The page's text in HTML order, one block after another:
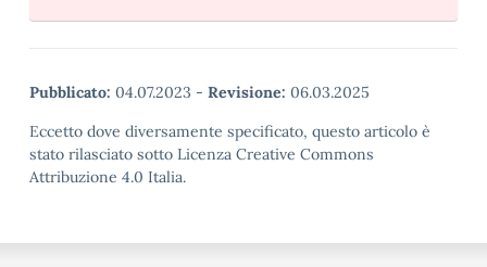
Pubblicato: 04.07.2023 - Revisione: 06.03.2025
Eccetto dove diversamente specificato, questo articolo è
stato rilasciato sotto Licenza Creative Commons
Attribuzione 4.0 Italia.